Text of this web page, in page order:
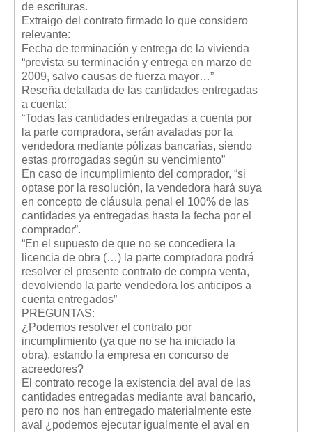
de escrituras.
Extraigo del contrato firmado lo que considero
relevante:
Fecha de terminación y entrega de la vivienda
“prevista su terminación y entrega en marzo de
2009, salvo causas de fuerza mayor…”
Reseña detallada de las cantidades entregadas
a cuenta:
“Todas las cantidades entregadas a cuenta por
la parte compradora, serán avaladas por la
vendedora mediante pólizas bancarias, siendo
estas prorrogadas según su vencimiento”
En caso de incumplimiento del comprador, “si
optase por la resolución, la vendedora hará suya
en concepto de cláusula penal el 100% de las
cantidades ya entregadas hasta la fecha por el
comprador”.
“En el supuesto de que no se concediera la
licencia de obra (…) la parte compradora podrá
resolver el presente contrato de compra venta,
devolviendo la parte vendedora los anticipos a
cuenta entregados”
PREGUNTAS:
¿Podemos resolver el contrato por
incumplimiento (ya que no se ha iniciado la
obra), estando la empresa en concurso de
acreedores?
El contrato recoge la existencia del aval de las
cantidades entregadas mediante aval bancario,
pero no nos han entregado materialmente este
aval ¿podemos ejecutar igualmente el aval en